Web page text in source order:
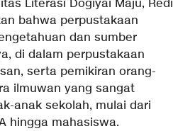
Literasi Dogiyai Maju, Redi
bahwa perpustakaan
dan sumber
di dalam perpustakaan
serta pemikiran orang-
ilmuwan yang sangat
anak sekolah, mulai dari
hingga mahasiswa.